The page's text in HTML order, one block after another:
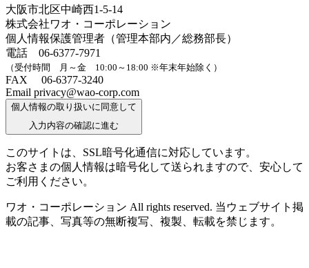
大阪市北区中崎西1-5-14
株式会社ワオ・コーポレーション
個人情報保護管理者（管理本部内／総務部長）
電話 06-6377-7971
（受付時間 月～金 10:00～18:00 ※年末年始除く）
FAX 06-6377-3240
Email privacy@wao-corp.com
個人情報の取り扱いに同意して
入力内容の確認に進む
このサイトは、SSL暗号化通信に対応しています。
お客さまの個人情報は暗号化して送られますので、安心して
ご利用ください。
ワオ・コーポレーション All rights reserved. 当ウェブサイト掲
載の記事、写真等の無断複写、複製、転載を禁じます。